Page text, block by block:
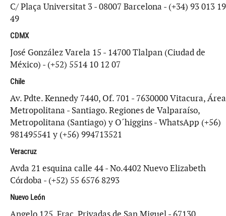
C/ Plaça Universitat 3 - 08007 Barcelona - (+34) 93 013 19
49
CDMX
José González Varela 15 - 14700 Tlalpan (Ciudad de
México) - (+52) 5514 10 12 07
Chile
Av. Pdte. Kennedy 7440, Of. 701 - 7630000 Vitacura, Área
Metropolitana - Santiago. Regiones de Valparaíso,
Metropolitana (Santiago) y O´higgins - WhatsApp (+56)
981495541 y (+56) 994713521
Veracruz
Avda 21 esquina calle 44 - No.4402 Nuevo Elizabeth
Córdoba - (+52) 55 6576 8293
Nuevo León